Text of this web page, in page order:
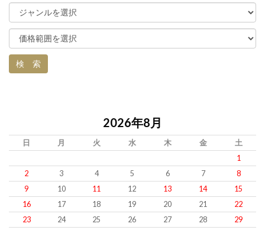
2026年8月
日 月 火 水 木 金
土
1
2
3 4 5 6 7
8
9
10 11 12 13 14
15
16
17 18 19 20 21
22
23
24 25 26 27 28
29